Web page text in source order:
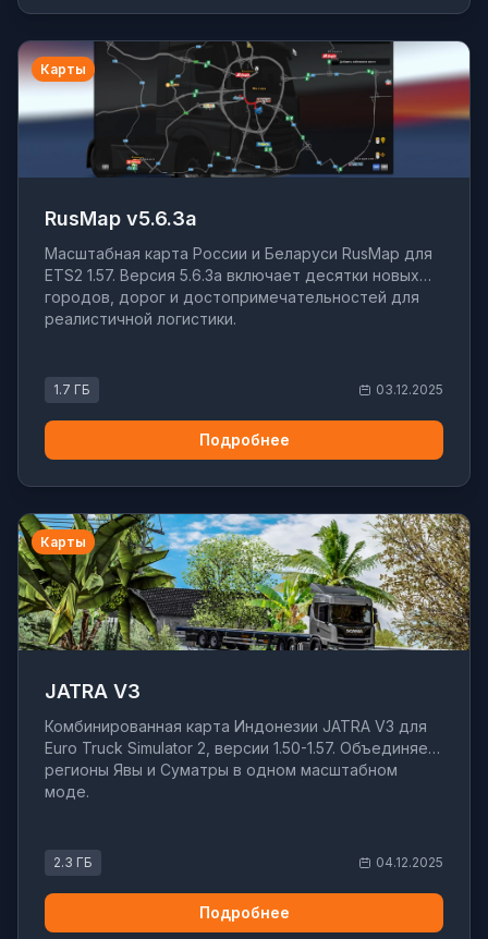
Карты
RusMap v5.6.3a
Масштабная карта России и Беларуси RusMap для
ETS2 1.57. Версия 5.6.3a включает десятки новых
городов, дорог и достопримечательностей для
реалистичной логистики.
1.7 ГБ 03.12.2025
Подробнее
Карты
JATRA V3
Комбинированная карта Индонезии JATRA V3 для
Euro Truck Simulator 2, версии 1.50-1.57. Объединяет
регионы Явы и Суматры в одном масштабном
моде.
2.3 ГБ 04.12.2025
Подробнее